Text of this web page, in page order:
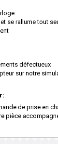
se rallume tout
défectueux
sur notre
de prise en
pièce